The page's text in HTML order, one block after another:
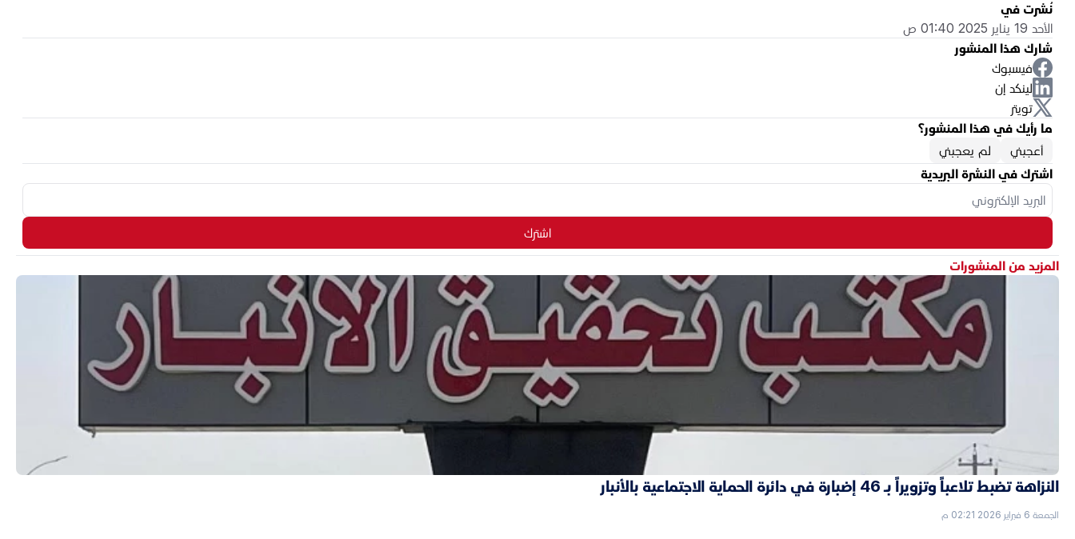
نُشرت في
الأحد 19 يناير 2025 01:40 ص
شارك هذا المنشور
فيسبوك
لينكد إن
تويتر
ما رأيك في هذا المنشور؟
أعجبني
لم يعجبني
اشترك في النشرة البريدية
اشترك
المزيد من المنشورات
النزاهة تضبط تلاعباً وتزويراً بـ 46 إضبارة في دائرة الحماية الاجتماعية بالأنبار
الجمعة 6 فبراير 2026 02:21 م